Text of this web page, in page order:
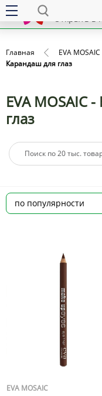
x
Открыть в
Главная EVA MOSAIC
Карандаш для глаз
EVA MOSAIC
глаз
EVA MOSAIC